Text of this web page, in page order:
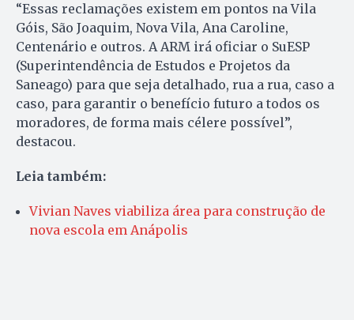
“Essas reclamações existem em pontos na Vila
Góis, São Joaquim, Nova Vila, Ana Caroline,
Centenário e outros. A ARM irá oficiar o SuESP
(Superintendência de Estudos e Projetos da
Saneago) para que seja detalhado, rua a rua, caso a
caso, para garantir o benefício futuro a todos os
moradores, de forma mais célere possível”,
destacou.
Leia também:
Vivian Naves viabiliza área para construção de
nova escola em Anápolis